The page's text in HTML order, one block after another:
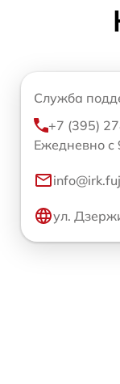
Служба
+7 (395)
Ежедневно с
ул.